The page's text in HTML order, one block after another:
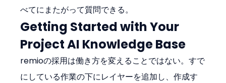
べてにまたがって質問できる。
Getting Started with Your
Project AI Knowledge Base
remioの採用は働き方を変えることではない。すで
にしている作業の下にレイヤーを追加し、作成す